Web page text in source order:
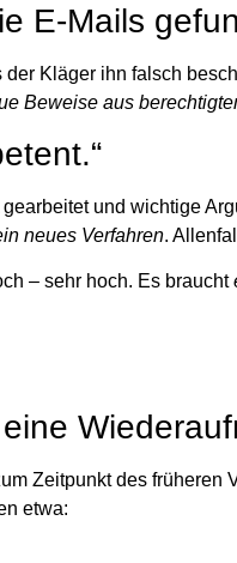
E-Mails
Kläger ihn falsch
Beweise aus
und wichtige
neues Verfahren.
– sehr hoch. Es braucht
Zeitpunkt des früheren
etwa: